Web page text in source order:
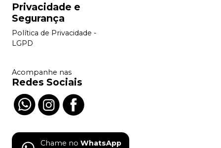
Privacidade e
Segurança
Política de Privacidade -
LGPD
Acompanhe nas
Redes Sociais
Chame no WhatsApp